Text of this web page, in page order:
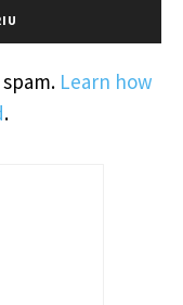
Learn how
.